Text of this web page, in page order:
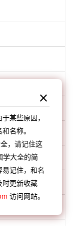
某些原因，
名称。
，请记住这
学大全的简
记住，和名
时更新收藏
访问网站。